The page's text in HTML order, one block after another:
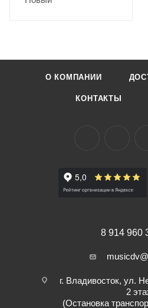
О КОМПАНИИ
КОНТАКТЫ
8 914 960
г. Владивосток, ул.
2
(Остановка